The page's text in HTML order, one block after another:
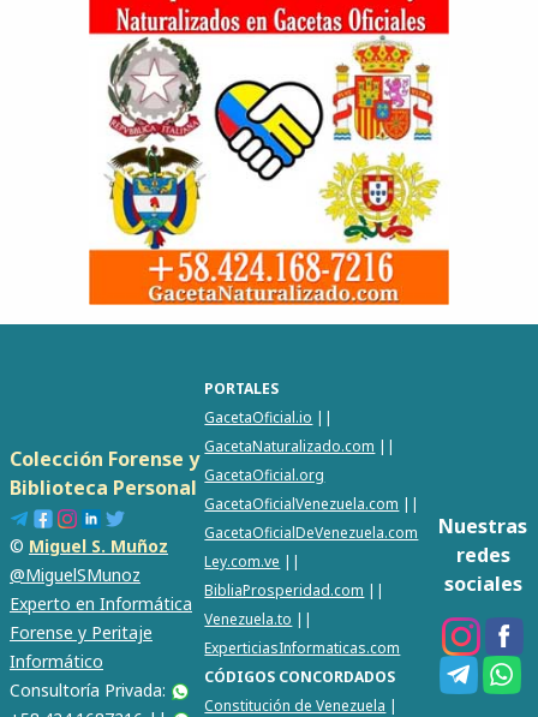
Colección Forense y
Biblioteca Personal
© Miguel S. Muñoz
@MiguelSMunoz
Experto en Informática
Forense y Peritaje
Informático
Consultoría Privada:
PORTALES
GacetaOficial.io ||
GacetaNaturalizado.com ||
GacetaOficial.org
GacetaOficialVenezuela.com ||
GacetaOficialDeVenezuela.com
Ley.com.ve ||
BibliaProsperidad.com ||
Venezuela.to ||
ExperticiasInformaticas.com
CÓDIGOS CONCORDADOS
Constitución de Venezuela |
Nuestras
redes
sociales